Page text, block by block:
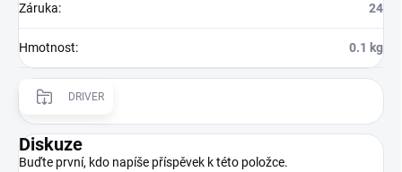
Záruka: 24
Hmotnost: 0.1 kg
DRIVER
Diskuze
Buďte první, kdo napíše příspěvek k této položce.